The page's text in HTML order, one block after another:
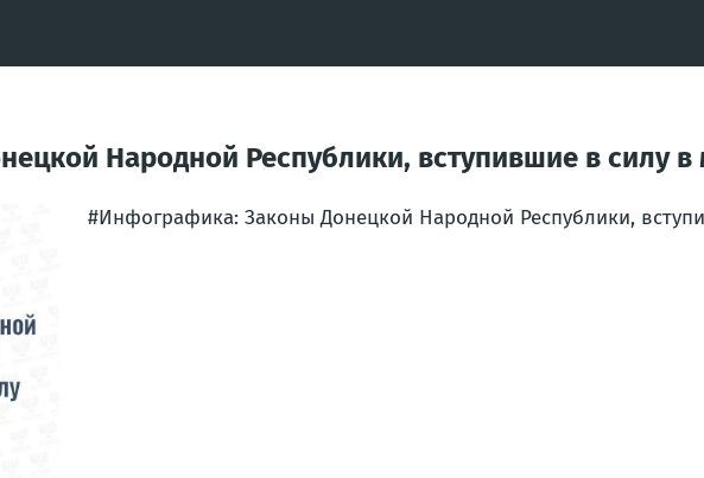
Народной Республики, вступившие в силу в
#Инфографика: Законы Донецкой Народной Республики,